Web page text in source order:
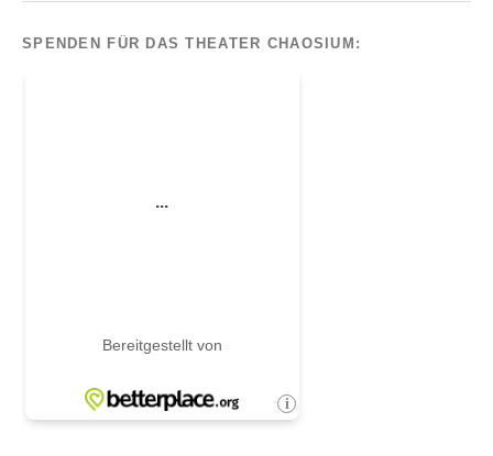
SPENDEN FÜR DAS THEATER CHAOSIUM: